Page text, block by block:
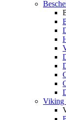
Viking